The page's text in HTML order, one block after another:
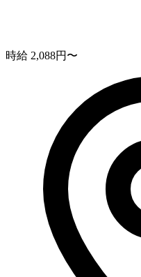
時給 2,088円〜